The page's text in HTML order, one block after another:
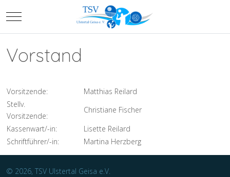
Mobile Menu Toggle
Vorstand
Vorsitzende:
Matthias Reilard
Stellv.
Vorsitzende:
Christiane Fischer
Kassenwart/-in:
Lisette Reilard
Schriftführer/-in:
Martina Herzberg
© 2026, TSV Ulstertal Geisa e.V.